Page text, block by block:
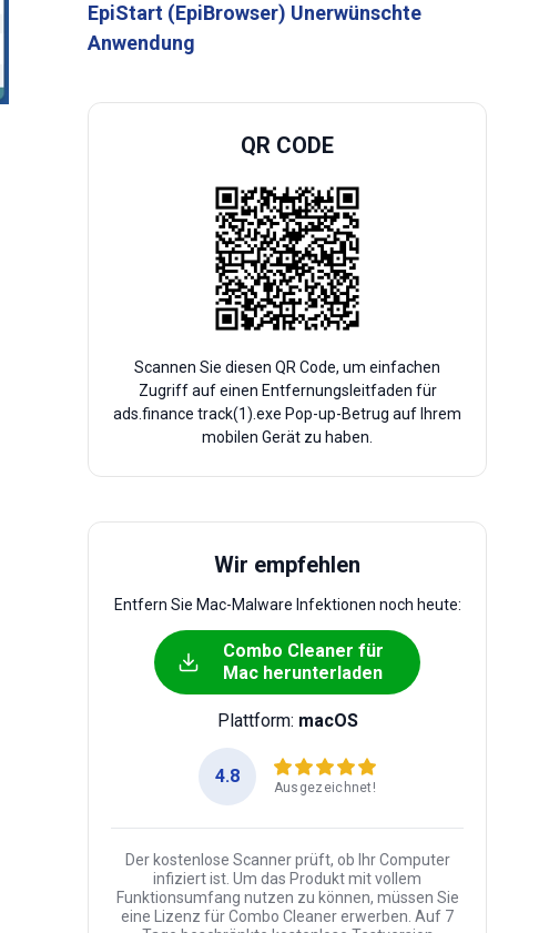
EpiStart (EpiBrowser) Unerwünschte
Anwendung
QR CODE
Scannen Sie diesen QR Code, um einfachen
Zugriff auf einen Entfernungsleitfaden für
ads.finance track(1).exe Pop-up-Betrug auf Ihrem
mobilen Gerät zu haben.
Wir empfehlen
Entfern Sie Mac-Malware Infektionen noch heute:
Combo Cleaner für
Mac herunterladen
Plattform: macOS
4.8
Ausgezeichnet!
Der kostenlose Scanner prüft, ob Ihr Computer
infiziert ist. Um das Produkt mit vollem
Funktionsumfang nutzen zu können, müssen Sie
eine Lizenz für Combo Cleaner erwerben. Auf 7